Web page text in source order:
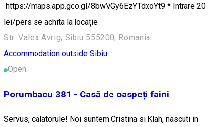
https://maps.app.goo.gl/8bwVGy6EzYTdxoYt9 * Intrare 20
lei/pers se achita la locație
Str. Valea Avrig, Sibiu 555200, Romania
Accommodation outside Sibiu
Open
Porumbacu 381 - Casă de oaspeți faini
Servus, calatorule! Noi suntem Cristina si Klah, nascuti in